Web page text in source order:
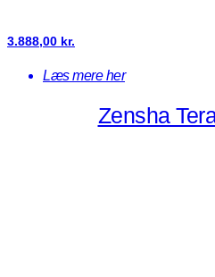
3.888,00 kr.
Læs mere her
Zensha